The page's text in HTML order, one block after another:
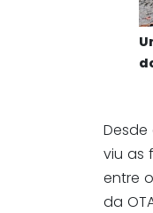
Desde
viu as
entre
da